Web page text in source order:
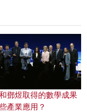
鄧煜取得的數學成果
產業應用？